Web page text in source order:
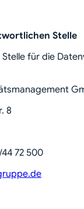
Stelle
für die
8
72 500